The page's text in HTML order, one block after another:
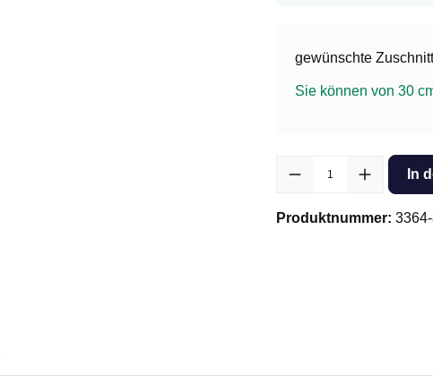
gewünschte
Sie können von 30
Produkt Anzahl: Gib den
In
Produktnummer: